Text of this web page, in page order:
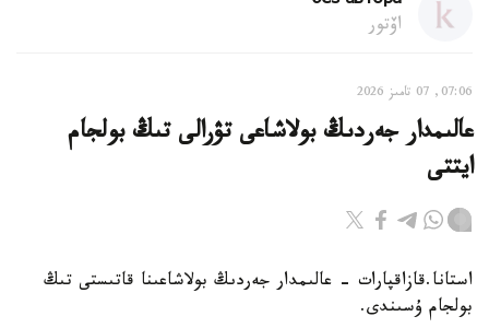
اۆتور
07:06, 07 تامىز 2026
عالىمدار جەردىڭ بولاشاعى تۋرالى تىڭ بولجام
ايتتى
استانا.قازاقپارات - عالىمدار جەردىڭ بولاشاعىنا قاتىستى تىڭ
بولجام ۇسىندى.